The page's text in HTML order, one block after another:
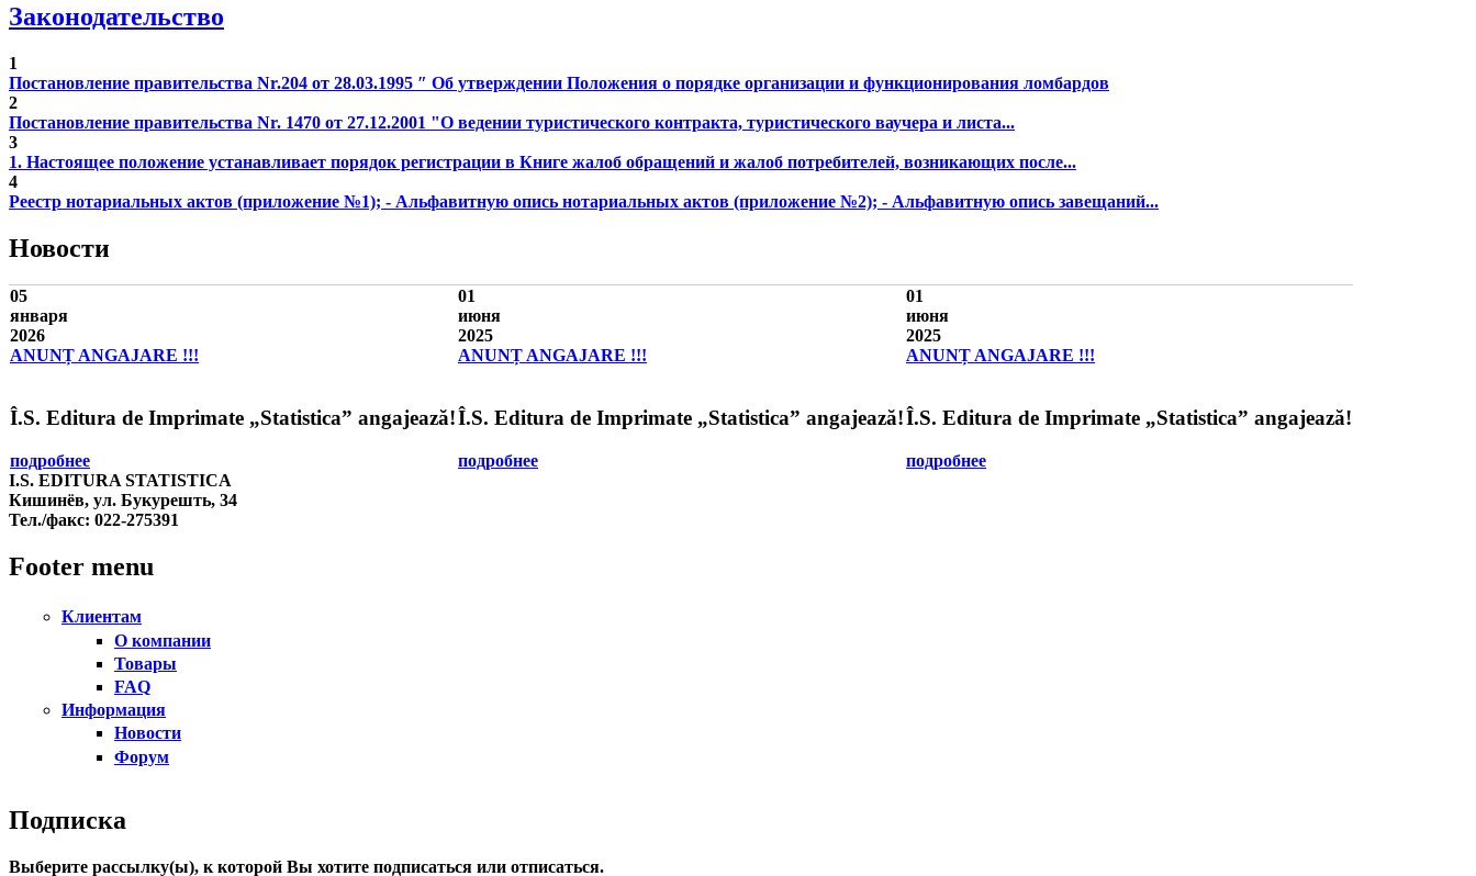
Законодательство
1
Постановление правительства Nr.204 от 28.03.1995 ″ Об утверждении Положения о порядке организации и функционирования ломбардов
2
Постановление правительства Nr. 1470 от 27.12.2001 "О ведении туристического контракта, туристического ваучера и листа...
3
1. Настоящее положение устанавливает порядок регистрации в Книге жалоб обращений и жалоб потребителей, возникающих после...
4
Реестр нотариальных актов (приложение №1); - Альфавитную опись нотариальных актов (приложение №2); - Альфавитную опись завещаний...
Новости
05
января
2026
ANUNȚ ANGAJARE !!!
Î.S. Editura de Imprimate „Statistica” angajează!
подробнее
01
июня
2025
ANUNȚ ANGAJARE !!!
Î.S. Editura de Imprimate „Statistica” angajează!
подробнее
01
июня
2025
ANUNȚ ANGAJARE !!!
Î.S. Editura de Imprimate „Statistica” angajează!
подробнее
I.S. EDITURA STATISTICA
Кишинёв, ул. Букурешть, 34
Тел./факс: 022-275391
Footer menu
Клиентам
О компании
Товары
FAQ
Информация
Новости
Форум
Подписка
Выберите рассылку(ы), к которой Вы хотите подписаться или отписаться.